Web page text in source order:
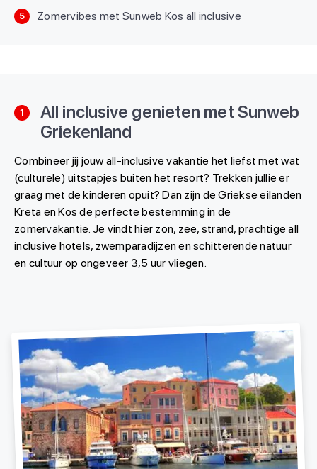
5 Zomervibes met Sunweb Kos all inclusive
1
All inclusive genieten met Sunweb
Griekenland
Combineer jij jouw all-inclusive vakantie het liefst met wat
(culturele) uitstapjes buiten het resort? Trekken jullie er
graag met de kinderen opuit? Dan zijn de Griekse eilanden
Kreta en Kos de perfecte bestemming in de
zomervakantie. Je vindt hier zon, zee, strand, prachtige all
inclusive hotels, zwemparadijzen en schitterende natuur
en cultuur op ongeveer 3,5 uur vliegen.